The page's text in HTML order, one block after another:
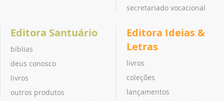
secretariado vocacional
Editora Santuário
bíblias
deus conosco
livros
outros produtos
Editora Ideias &
Letras
livros
coleções
lançamentos